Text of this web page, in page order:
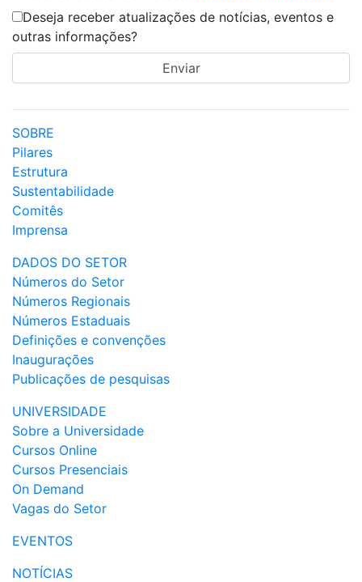
Deseja receber atualizações de notícias, eventos e
outras informações?
SOBRE
Pilares
Estrutura
Sustentabilidade
Comitês
Imprensa
DADOS DO SETOR
Números do Setor
Números Regionais
Números Estaduais
Definições e convenções
Inaugurações
Publicações de pesquisas
UNIVERSIDADE
Sobre a Universidade
Cursos Online
Cursos Presenciais
On Demand
Vagas do Setor
EVENTOS
NOTÍCIAS